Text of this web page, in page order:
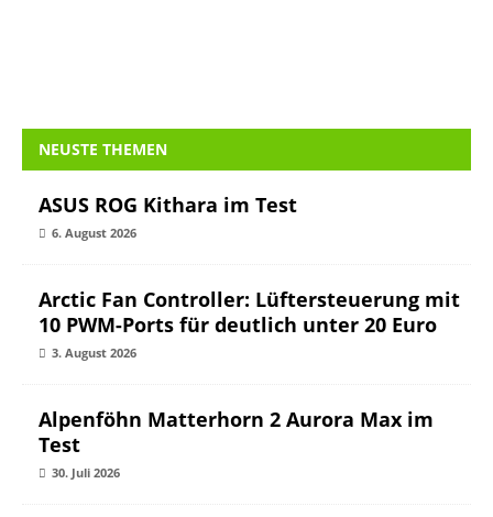
NEUSTE THEMEN
ASUS ROG Kithara im Test
6. August 2026
Arctic Fan Controller: Lüftersteuerung mit
10 PWM-Ports für deutlich unter 20 Euro
3. August 2026
Alpenföhn Matterhorn 2 Aurora Max im
Test
30. Juli 2026